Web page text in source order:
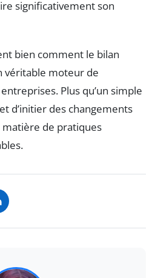
significativement son
bien comment le bilan
véritable moteur de
Plus qu’un simple
d’initier des changements
de pratiques